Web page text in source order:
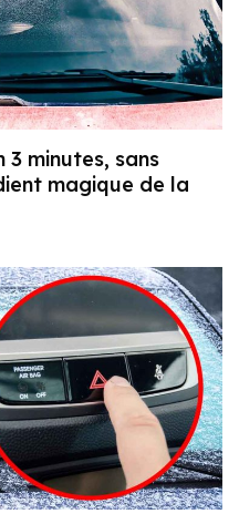
3 minutes, sans
magique de la